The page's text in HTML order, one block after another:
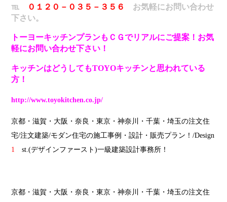
℡ ０１２０－０３５－３５６
お気軽にお問い合わせ
下さい。
トーヨーキッチンプランもＣＧでリアルにご提案！お気
軽にお問い合わせ下さい！
キッチンはどうしてもTOYOキッチンと思われている
方！
http://www.toyokitchen.co.jp/
京都・滋賀・大阪・奈良・東京・神奈川・千葉・埼玉の注文住
宅/注文建築/モダン住宅の施工事例・設計・販売プラン！/Design
1 st.(デザインファースト)一級建築設計事務所！
京都・滋賀・大阪・奈良・東京・神奈川・千葉・埼玉の注文住